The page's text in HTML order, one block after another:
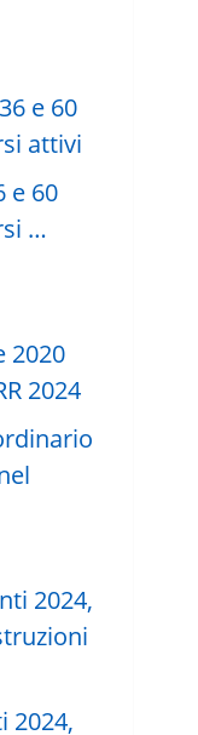
e 60
…
2024,